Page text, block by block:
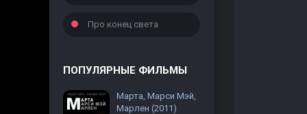
Про конец света
ПОПУЛЯРНЫЕ ФИЛЬМЫ
Марта, Марси Мэй,
Марлен (2011)